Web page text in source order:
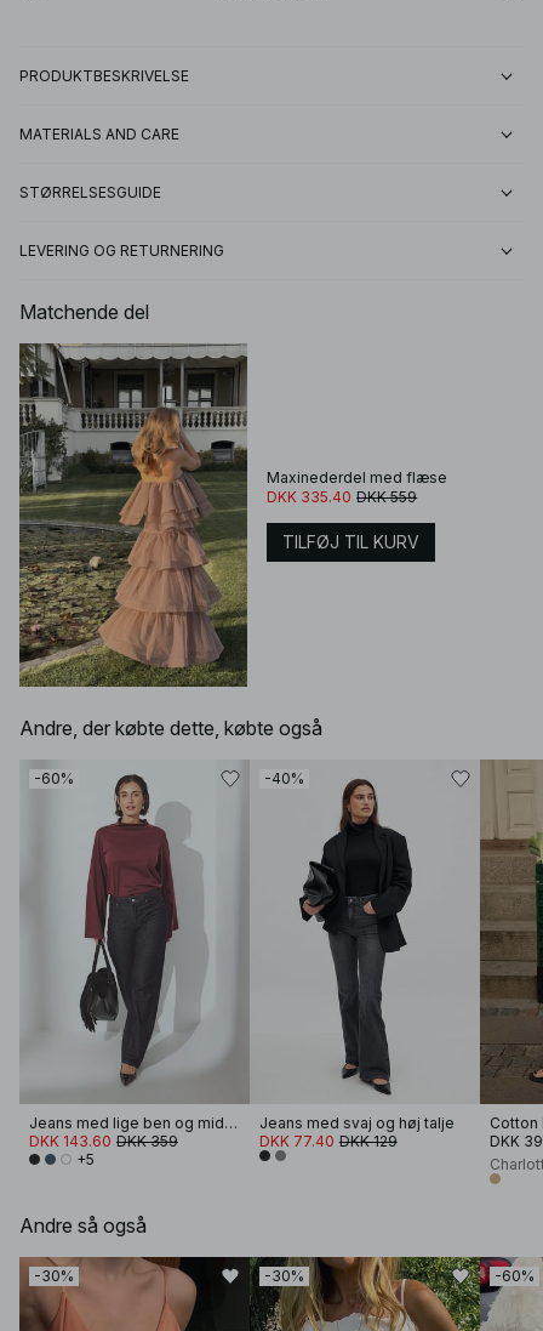
PRODUKTBESKRIVELSE
MATERIALS AND CARE
STØRRELSESGUIDE
LEVERING OG RETURNERING
Matchende del
Maxinederdel med flæse
DKK 335.40 DKK 559
TILFØJ TIL KURV
Andre, der købte dette, købte også
-60%
Jeans med lige ben og miditalje
DKK 143.60 DKK 359
+5
-40%
Jeans med svaj og høj talje
DKK 77.40 DKK 129
DKK
Andre så også
-30% -30% -60%